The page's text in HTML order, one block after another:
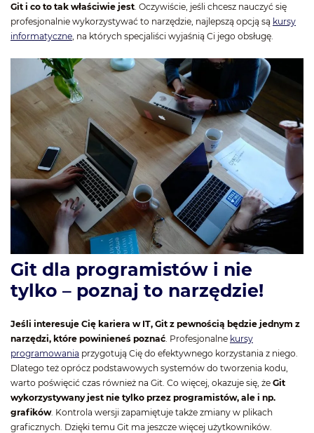
Git i co to tak właściwie jest . Oczywiście, jeśli chcesz nauczyć się
profesjonalnie wykorzystywać to narzędzie, najlepszą opcją są kursy
informatyczne , na których specjaliści wyjaśnią Ci jego obsługę.
Git dla programistów i nie
tylko – poznaj to narzędzie!
Jeśli interesuje Cię kariera w IT, Git z pewnością będzie jednym z
narzędzi, które powinieneś poznać . Profesjonalne kursy
programowania przygotują Cię do efektywnego korzystania z niego.
Dlatego też oprócz podstawowych systemów do tworzenia kodu,
warto poświęcić czas również na Git. Co więcej, okazuje się, że Git
wykorzystywany jest nie tylko przez programistów, ale i np.
grafików. Kontrola wersji zapamiętuje także zmiany w plikach
graficznych. Dzięki temu Git ma jeszcze więcej użytkowników.